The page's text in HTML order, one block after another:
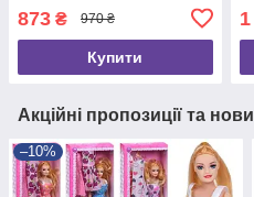
873 ₴ 970 ₴
Купити
Акційні пропозиції та
–10%